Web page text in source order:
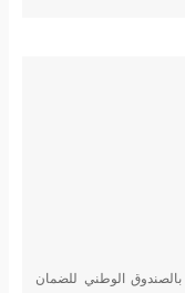
بالصندوق الوطني للضمان